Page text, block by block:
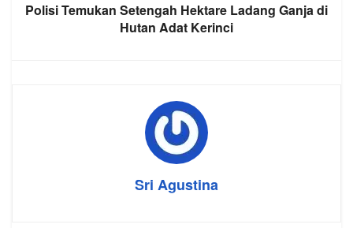
Polisi Temukan Setengah Hektare Ladang Ganja di
Hutan Adat Kerinci
Sri Agustina